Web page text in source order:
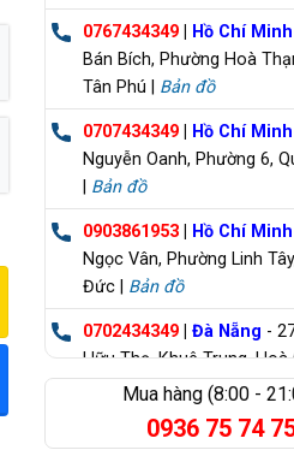
0767434349| Hồ Chí Minh
Bán Bích, Phường Hoà
Tân Phú | Bản đồ
0707434349| Hồ Chí Minh
Nguyễn Oanh, Phường 6,
Bản đồ
0903861953| Hồ Chí Minh
Ngọc Vân, Phường Linh
Đức | Bản đồ
0702434349| Đà Nẵng -
Hữu Thọ, Khuê Trung, Hoà
Bản đồMua hàng (8:00 -
0936 75 74